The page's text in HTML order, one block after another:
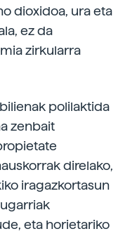
dioxidoa, ura eta
ez da
zirkularra
polilaktida
zenbait
direlako,
iragazkortasun
eta horietariko